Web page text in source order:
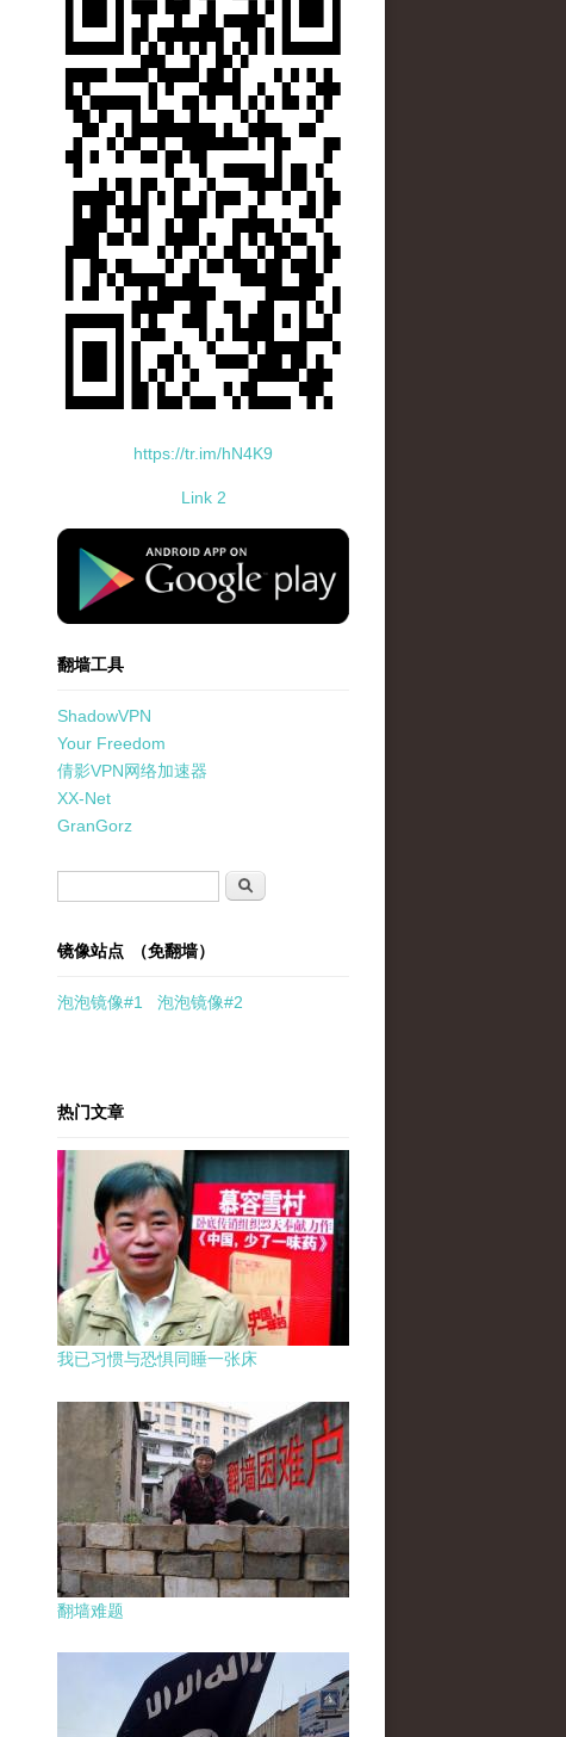
https://tr.im/hN4K9
Link 2
standard-icon-googleplay-app-store.png
翻墙工具
ShadowVPN
Your Freedom
倩影VPN网络加速器
XX-Net
GranGorz
搜索
镜像站点 （免翻墙）
泡泡镜像#1 泡泡镜像#2
热门文章
我已习惯与恐惧同睡一张床
翻墙难题